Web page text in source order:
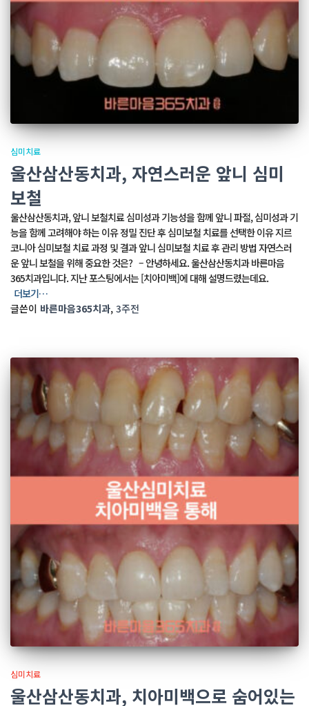
심미치료
울산삼산동치과, 자연스러운 앞니 심미
보철
울산삼산동치과, 앞니 보철치료 심미성과 기능성을 함께 앞니 파절, 심미성과 기
능을 함께 고려해야 하는 이유 정밀 진단 후 심미보철 치료를 선택한 이유 지르
코니아 심미보철 치료 과정 및 결과 앞니 심미보철 치료 후 관리 방법 자연스러
운 앞니 보철을 위해 중요한 것은? – 안녕하세요. 울산삼산동치과 바른마음
365치과입니다. 지난 포스팅에서는 [치아미백]에 대해 설명드렸는데요.
더보기…
글쓴이 바른마음365치과, 3주전
심미치료
울산삼산동치과, 치아미백으로 숨어있는